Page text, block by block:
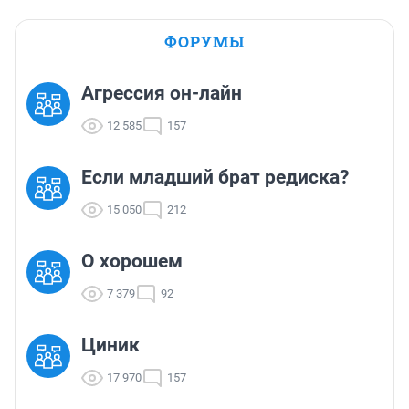
ФОРУМЫ
Агрессия он-лайн
12 585 157
Если младший брат редиска?
15 050 212
О хорошем
7 379 92
Циник
17 970 157